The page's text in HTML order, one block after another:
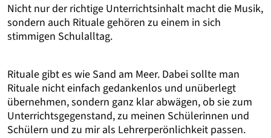
Nicht nur der richtige Unterrichtsinhalt macht die Musik,
sondern auch Rituale gehören zu einem in sich
stimmigen Schulalltag.
Rituale gibt es wie Sand am Meer. Dabei sollte man
Rituale nicht einfach gedankenlos und unüberlegt
übernehmen, sondern ganz klar abwägen, ob sie zum
Unterrichtsgegenstand, zu meinen Schülerinnen und
Schülern und zu mir als Lehrerperönlichkeit passen.